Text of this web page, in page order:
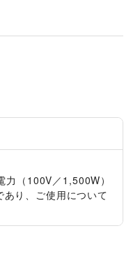
（100V／1,500W）
り、ご使用について